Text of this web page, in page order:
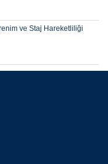
ve Staj Hareketliliği